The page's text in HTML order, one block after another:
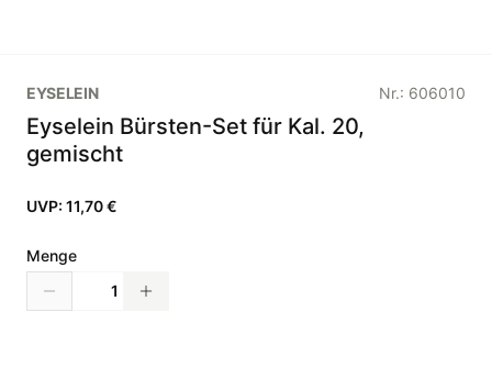
EYSELEIN Nr.: 606010
Eyselein Bürsten-Set für Kal. 20,
gemischt
UVP: 11,70 €
Menge